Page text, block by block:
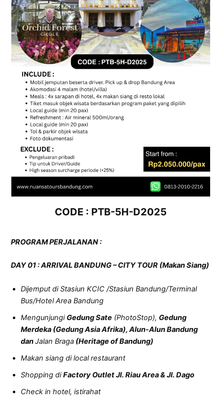
CODE : PTB-5H-D2025
PROGRAM PERJALANAN:
DAY01 :ARRIVAL BANDUNG – CITY TOUR (Makan Siang)
Dijemput di Stasiun KCIC /Stasiun Bandung/Terminal
Bus/Hotel Area Bandung
Mengunjungi Gedung Sate (PhotoStop), Gedung
Merdeka (Gedung Asia Afrika), Alun-Alun Bandung
danJalan Braga (Heritage of Bandung)
Makan siang di local restaurant
Shopping diFactory Outlet Jl. Riau Area & Jl. Dago
Check in hotel, istirahat